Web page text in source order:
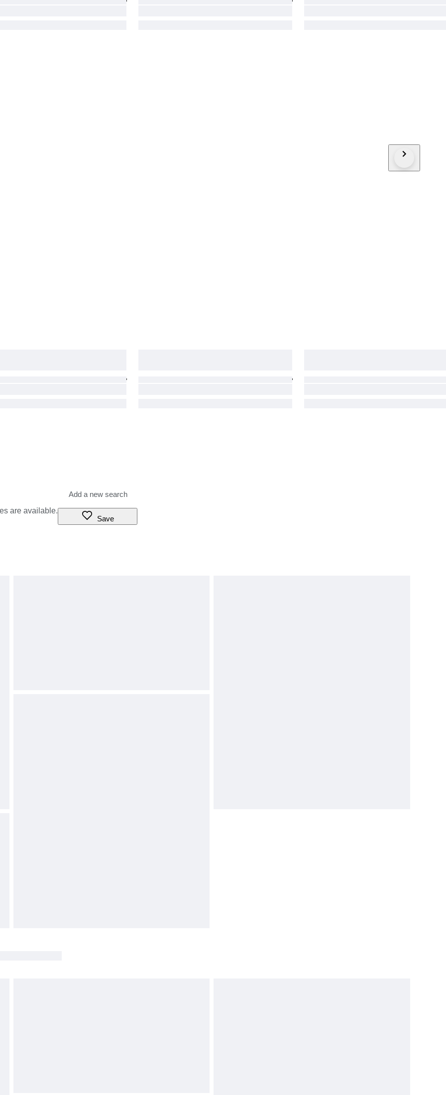
are available.
Save